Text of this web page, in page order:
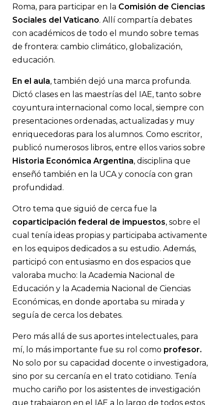
Roma, para participar en la Comisión de Ciencias
Sociales del Vaticano. Allí compartía debates
con académicos de todo el mundo sobre temas
de frontera: cambio climático, globalización,
educación.
En el aula, también dejó una marca profunda.
Dictó clases en las maestrías del IAE, tanto sobre
coyuntura internacional como local, siempre con
presentaciones ordenadas, actualizadas y muy
enriquecedoras para los alumnos. Como escritor,
publicó numerosos libros, entre ellos varios sobre
Historia Económica Argentina, disciplina que
enseñó también en la UCA y conocía con gran
profundidad.
Otro tema que siguió de cerca fue la
coparticipación federal de impuestos, sobre el
cual tenía ideas propias y participaba activamente
en los equipos dedicados a su estudio. Además,
participó con entusiasmo en dos espacios que
valoraba mucho: la Academia Nacional de
Educación y la Academia Nacional de Ciencias
Económicas, en donde aportaba su mirada y
seguía de cerca los debates.
Pero más allá de sus aportes intelectuales, para
mí, lo más importante fue su rol como profesor.
No solo por su capacidad docente o investigadora,
sino por su cercanía en el trato cotidiano. Tenía
mucho cariño por los asistentes de investigación
que trabajaron en el IAE a lo largo de todos estos